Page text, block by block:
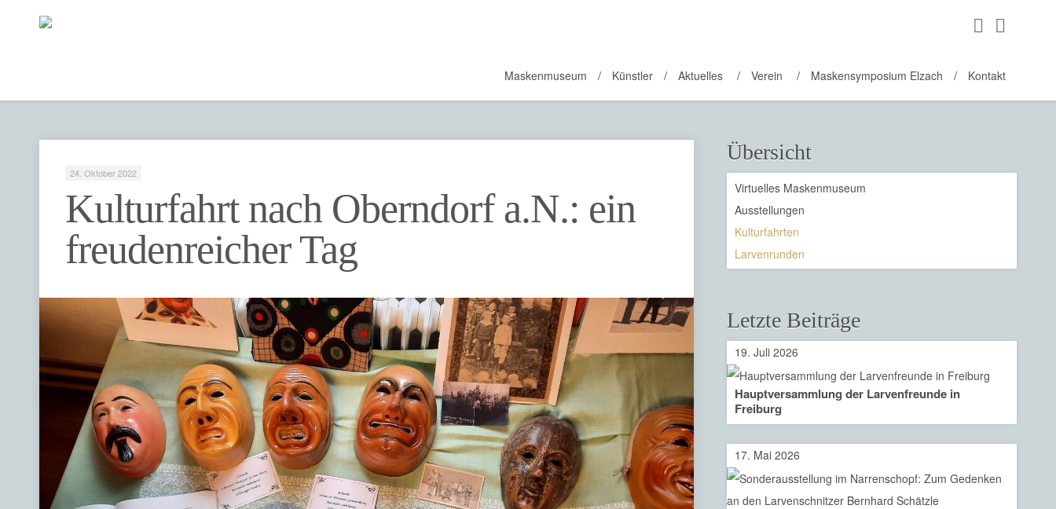
Maskenmuseum Künstler Aktuelles Verein Maskensymposium Elzach Kontakt
24. Oktober 2022
Kulturfahrt nach Oberndorf a.N.: ein
freudenreicher Tag
Übersicht
Virtuelles Maskenmuseum
Ausstellungen
Kulturfahrten
Larvenrunden
Letzte Beiträge
Hauptversammlung der Larvenfreunde in
Freiburg
19. Juli 2026
17. Mai 2026